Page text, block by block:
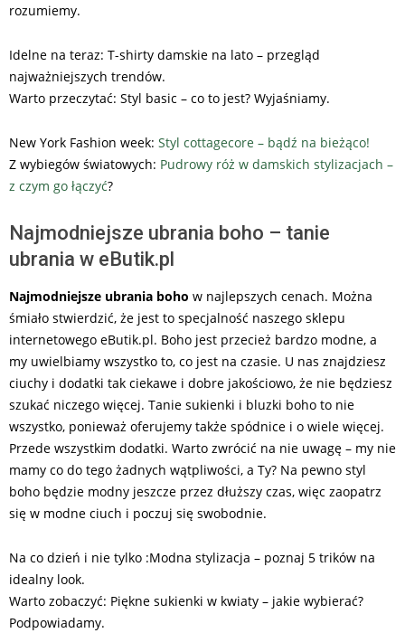
rozumiemy.
Idelne na teraz: T-shirty damskie na lato – przegląd
najważniejszych trendów.
Warto przeczytać: Styl basic – co to jest? Wyjaśniamy.
New York Fashion week: Styl cottagecore – bądź na bieżąco!
Z wybiegów światowych: Pudrowy róż w damskich stylizacjach –
z czym go łączyć?
Najmodniejsze ubrania boho – tanie
ubrania w eButik.pl
Najmodniejsze ubrania boho w najlepszych cenach. Można
śmiało stwierdzić, że jest to specjalność naszego sklepu
internetowego eButik.pl. Boho jest przecież bardzo modne, a
my uwielbiamy wszystko to, co jest na czasie. U nas znajdziesz
ciuchy i dodatki tak ciekawe i dobre jakościowo, że nie będziesz
szukać niczego więcej. Tanie sukienki i bluzki boho to nie
wszystko, ponieważ oferujemy także spódnice i o wiele więcej.
Przede wszystkim dodatki. Warto zwrócić na nie uwagę – my nie
mamy co do tego żadnych wątpliwości, a Ty? Na pewno styl
boho będzie modny jeszcze przez dłuższy czas, więc zaopatrz
się w modne ciuch i poczuj się swobodnie.
Na co dzień i nie tylko :Modna stylizacja – poznaj 5 trików na
idealny look.
Warto zobaczyć: Piękne sukienki w kwiaty – jakie wybierać?
Podpowiadamy.